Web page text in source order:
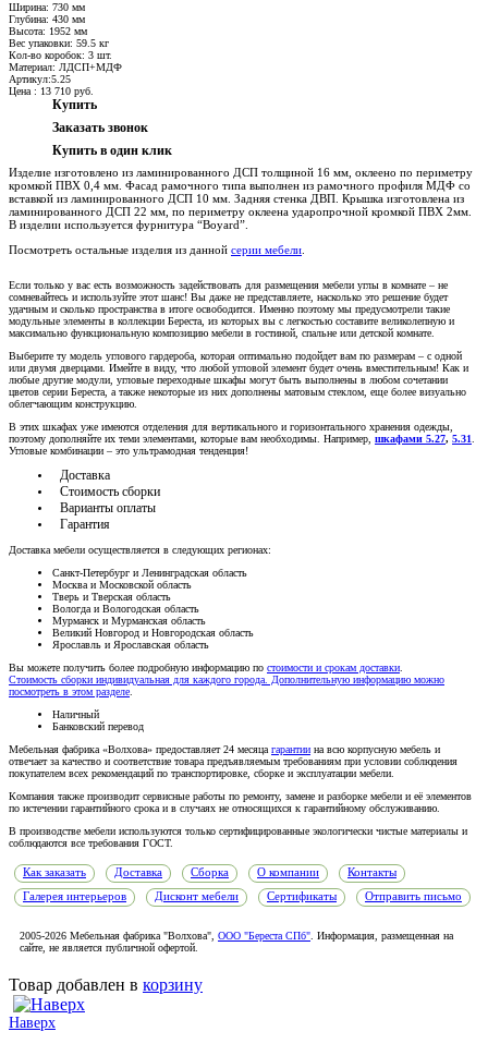
Ширина: 730 мм
Глубина: 430 мм
Высота: 1952 мм
Вес упаковки: 59.5 кг
Кол-во коробок: 3 шт.
Материал: ЛДСП+МДФ
Артикул:5.25
Цена : 13 710 руб.
Купить
Заказать звонок
Купить в один клик
Изделие изготовлено из ламинированного ДСП толщиной 16 мм, оклеено по периметру
кромкой ПВХ 0,4 мм. Фасад рамочного типа выполнен из рамочного профиля МДФ со
вставкой из ламинированного ДСП 10 мм. Задняя стенка ДВП. Крышка изготовлена из
ламинированного ДСП 22 мм, по периметру оклеена ударопрочной кромкой ПВХ 2мм.
В изделии используется фурнитура “Boyard”.
Посмотреть остальные изделия из данной серии мебели
Если только у вас есть возможность задействовать для размещения мебели углы в комнате – не
сомневайтесь и используйте этот шанс! Вы даже не представляете, насколько это решение будет
удачным и сколько пространства в итоге освободится. Именно поэтому мы предусмотрели такие
модульные элементы в коллекции Береста, из которых вы с легкостью составите великолепную и
максимально функциональную композицию мебели в гостиной, спальне или детской комнате.
Выберите ту модель углового гардероба, которая оптимально подойдет вам по размерам – с одной
или двумя дверцами. Имейте в виду, что любой угловой элемент будет очень вместительным! Как и
любые другие модули, угловые переходные шкафы могут быть выполнены в любом сочетании
цветов серии Береста, а также некоторые из них дополнены матовым стеклом, еще более визуально
облегчающим конструкцию.
В этих шкафах уже имеются отделения для вертикального и горизонтального хранения одежды,
поэтому дополняйте их теми элементами, которые вам необходимы. Например, шкафами 5.27, 5.31
Угловые комбинации – это ультрамодная тенденция!
Доставка
Стоимость сборки
Варианты оплаты
Гарантия
Доставка мебели осуществляется в следующих регионах:
Санкт-Петербург и Ленинградская область
Москва и Московской область
Тверь и Тверская область
Вологда и Вологодская область
Мурманск и Мурманская область
Великий Новгород и Новгородская область
Ярославль и Ярославская область
Вы можете получить более подробную информацию по стоимости и срокам доставки
Стоимость сборки индивидуальная для каждого города. Дополнительную информацию можно
посмотреть в этом разделе
Наличный
Банковский перевод
Мебельная фабрика «Волхова» предоставляет 24 месяца гарантии на всю корпусную мебель и
отвечает за качество и соответствие товара предъяв­ляе­мым требованиям при условии соблюдения
покупателем всех рекомендаций по транспорти­ровке, сборке и эксплуатации мебели.
Компания также производит сервисные работы по ремонту, замене и разборке мебели и её элементов
по истечении гарантийного срока и в случаях не относящихся к гарантийному обслуживанию.
В производстве мебели используются только сертифицированные экологически чистые материалы и
соблюдаются все требования ГОСТ.
Как заказать Доставка Сборка О компании
Контакты
Галерея интерьеров
Дисконт мебели Сертификаты Отправить письмо
2005-2026 Мебельная фабрика "Волхова", ООО "Береста СПб" . Информация, размещенная на
сайте, не является публичной офертой.
Товар добавлен в корзину
Наверх